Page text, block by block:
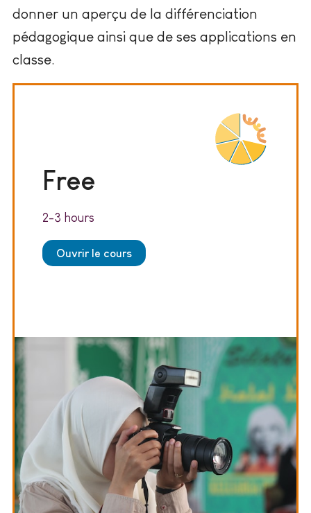
donner un aperçu de la différenciation
pédagogique ainsi que de ses applications en
classe.
Free
2-3 hours
Ouvrir le cours